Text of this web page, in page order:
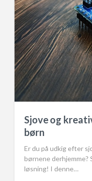
Sjove og
børn
Er du på udkig efter
børnene derhjemme?
løsning! I denne…